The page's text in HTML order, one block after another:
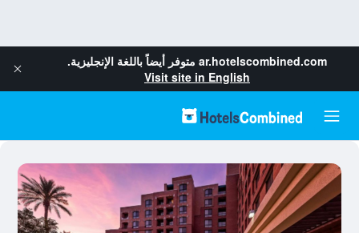
ar.hotelscombined.com متوفر أيضاً باللغة الإنجليزية.
Visit site in English